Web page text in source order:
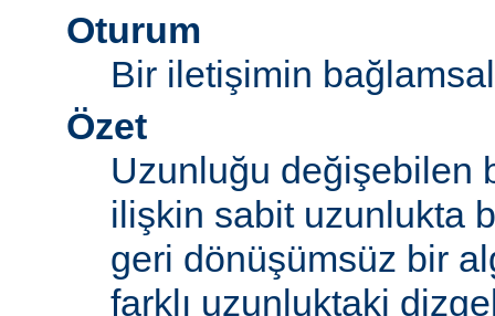
Oturum
Bir iletişimin
Özet
Uzunluğu değişebilen
ilişkin sabit uzunlukta
geri dönüşümsüz bir
farklı uzunluktaki